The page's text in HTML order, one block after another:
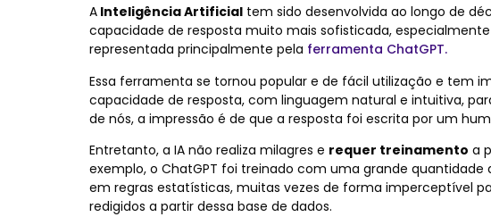
A Inteligência Artificial tem sido desenvolvida ao longo de
capacidade de resposta muito mais sofisticada,
representada principalmente pela ferramenta ChatGPT.
Essa ferramenta se tornou popular e de fácil utilização e tem
capacidade de resposta, com linguagem natural e intuitiva,
de nós, a impressão é de que a resposta foi escrita por um
Entretanto, a IA não realiza milagres e requer treinamento a
exemplo, o ChatGPT foi treinado com uma grande
em regras estatísticas, muitas vezes de forma imperceptível
redigidos a partir dessa base de dados.